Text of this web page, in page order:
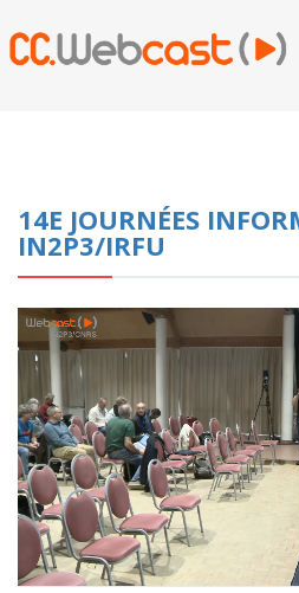
14E JOURNÉES
IN2P3/IRFU